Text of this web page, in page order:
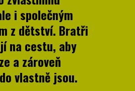
i společným
z dětství. Bratři
na cestu, aby
a zároveň
vlastně jsou.